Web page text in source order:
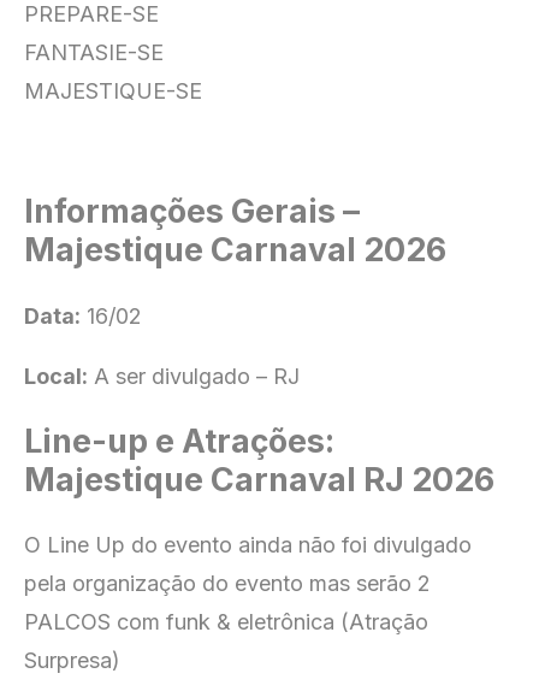
PREPARE-SE
FANTASIE-SE
MAJESTIQUE-SE
Informações Gerais –
Majestique Carnaval 2026
Data: 16/02
Local: A ser divulgado – RJ
Line-up e Atrações:
Majestique Carnaval RJ 2026
O Line Up do evento ainda não foi divulgado
pela organização do evento mas serão 2
PALCOS com funk & eletrônica (Atração
Surpresa)